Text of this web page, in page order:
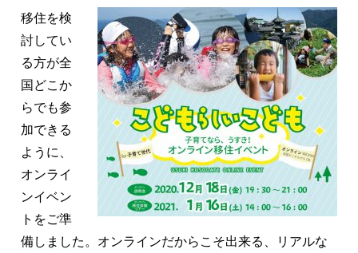
移住を検
討してい
る方が全
国どこか
らでも参
加できる
ように、
オンライ
ンイベン
トをご準
備しました。オンラインだからこそ出来る、リアルな